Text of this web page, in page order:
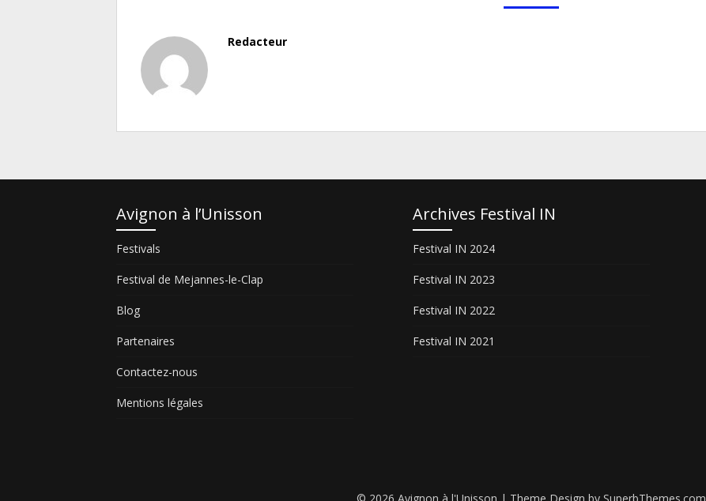
Redacteur
Avignon à l’Unisson
Festivals
Festival de Mejannes-le-Clap
Blog
Partenaires
Contactez-nous
Mentions légales
Archives Festival IN
Festival IN 2024
Festival IN 2023
Festival IN 2022
Festival IN 2021